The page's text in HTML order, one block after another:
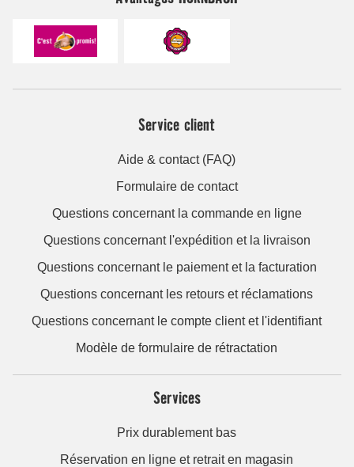
Service client
Aide & contact (FAQ)
Formulaire de contact
Questions concernant la commande en ligne
Questions concernant l'expédition et la livraison
Questions concernant le paiement et la facturation
Questions concernant les retours et réclamations
Questions concernant le compte client et l'identifiant
Modèle de formulaire de rétractation
Services
Prix durablement bas
Réservation en ligne et retrait en magasin